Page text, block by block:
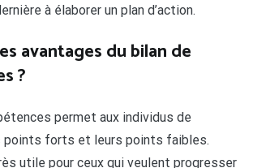
à élaborer un plan d’action.
avantages du bilan de
?
permet aux individus de
points forts et leurs points faibles.
utile pour ceux qui veulent progresser